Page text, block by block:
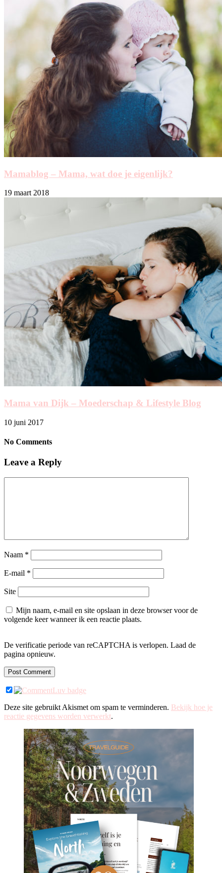
Mamablog – Mama, wat doe je eigenlijk?
19 maart 2018
Mama van Dijk – Moederschap & Lifestyle Blog
10 juni 2017
No Comments
Leave a Reply
Naam *
E-mail *
Site
Mijn naam, e-mail en site opslaan in deze browser voor de
volgende keer wanneer ik een reactie plaats.
De verificatie periode van reCAPTCHA is verlopen. Laad de
pagina opnieuw.
Deze site gebruikt Akismet om spam te verminderen. Bekijk hoe je
reactie gegevens worden verwerkt.